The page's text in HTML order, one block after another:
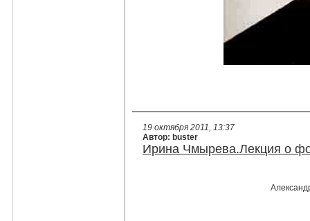
19 октября 2011, 13:37
Автор: buster
Ирина Чмырева.Лекция о